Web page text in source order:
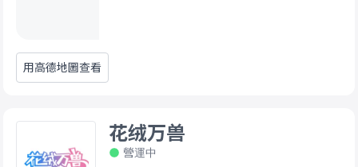
用高德地圖查看
花绒万兽
營運中